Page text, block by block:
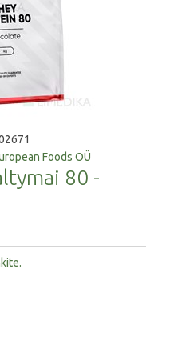
Foods OÜ
80 -